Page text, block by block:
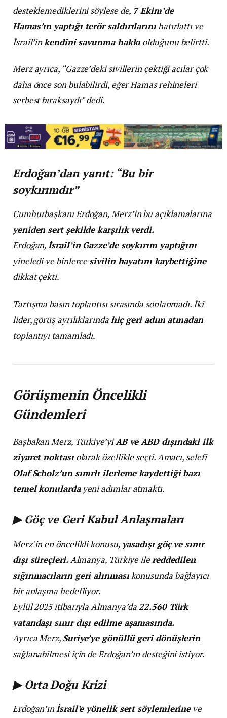
desteklemediklerini söylese de, 7 Ekim’de
Hamas’ın yaptığı terör saldırılarınıhatırlattı ve
İsrail’inkendini savunma hakkıolduğunu belirtti.
Merz ayrıca, “Gazze’deki sivillerin çektiği acılar çok
daha önce son bulabilirdi, eğer Hamas rehineleri
serbest bıraksaydı” dedi.
Erdoğan’dan yanıt: “Bu bir
soykırımdır”
Cumhurbaşkanı Erdoğan, Merz’in bu açıklamalarına
yeniden sert şekilde karşılık verdi.
Erdoğan,İsrail’in Gazze’de soykırım yaptığını
yineledi ve binlercesivilin hayatını kaybettiğine
dikkat çekti.
Tartışma basın toplantısı sırasında sonlanmadı. İki
lider, görüş ayrılıklarında hiç geri adım atmadan
toplantıyı tamamladı.
Görüşmenin Öncelikli
Gündemleri
Başbakan Merz, Türkiye’yiAB ve ABD dışındaki ilk
ziyaret noktasıolarak özellikle seçti. Amacı, selefi
Olaf Scholz’un sınırlı ilerleme kaydettiği bazı
temel konulardayeni adımlar atmaktı.
▶ Göç ve Geri Kabul Anlaşmaları
Merz’in en öncelikli konusu, yasadışı göç ve sınır
dışı süreçleri.Almanya, Türkiye ilereddedilen
sığınmacıların geri alınmasıkonusunda bağlayıcı
bir anlaşma hedefliyor.
Eylül 2025 itibarıyla Almanya’da 22.560 Türk
vatandaşı sınır dışı edilme aşamasında.
Ayrıca Merz, Suriye’ye gönüllü geri dönüşlerin
sağlanabilmesi için de Erdoğan’ın desteğini istiyor.
▶ Orta Doğu Krizi
Erdoğan’ınİsrail’e yönelik sert söylemlerineve